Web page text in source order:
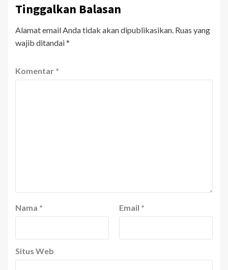
Tinggalkan Balasan
Alamat email Anda tidak akan dipublikasikan. Ruas yang
wajib ditandai*
Komentar *
Nama * Email *
Situs Web